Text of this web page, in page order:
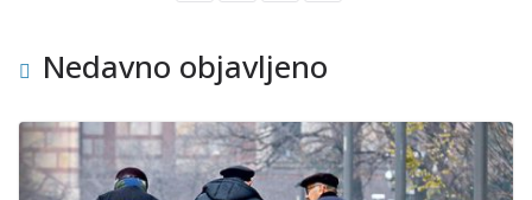
Nedavno objavljeno